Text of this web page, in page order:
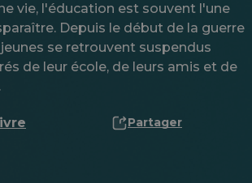
vie, l'éducation est souvent l'une
Depuis le début de la guerre
se retrouvent suspendus
de leur école, de leurs amis et de
Partager